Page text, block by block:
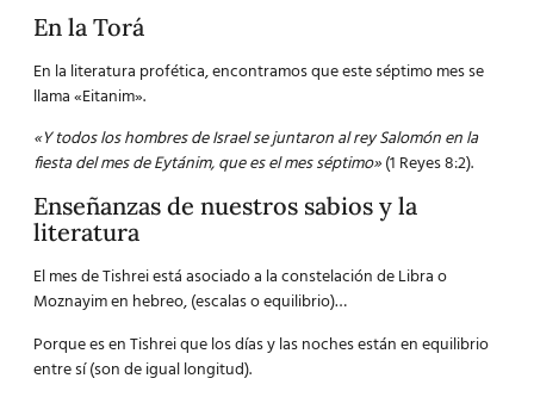
En la Torá
En la literatura profética, encontramos que este séptimo mes se
llama «Eitanim».
«Y todos los hombres de Israel se juntaron al rey Salomón en la
fiesta del mes de Eytánim, que es el mes séptimo»(1 Reyes 8:2).
Enseñanzas de nuestros sabios y la
literatura
El mes de Tishrei está asociado a la constelación de Libra o
Moznayim en hebreo, (escalas o equilibrio)…
Porque es en Tishrei que los días y las noches están en equilibrio
entre sí (son de igual longitud).